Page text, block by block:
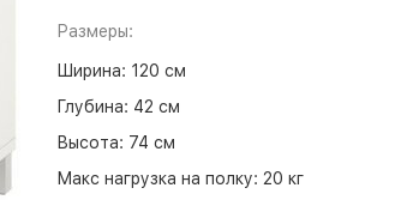
Размеры:
Ширина: 120 см
Глубина: 42 см
Высота: 74 см
Макс нагрузка на полку: 20 кг